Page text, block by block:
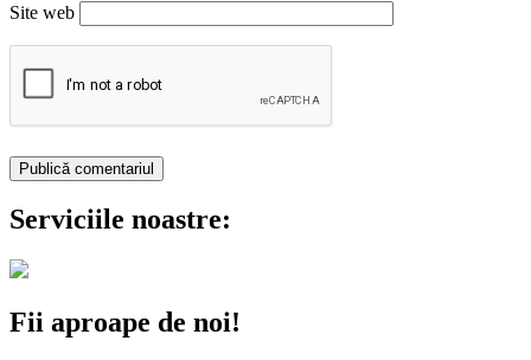
Site web
Serviciile noastre:
Fii aproape de noi!